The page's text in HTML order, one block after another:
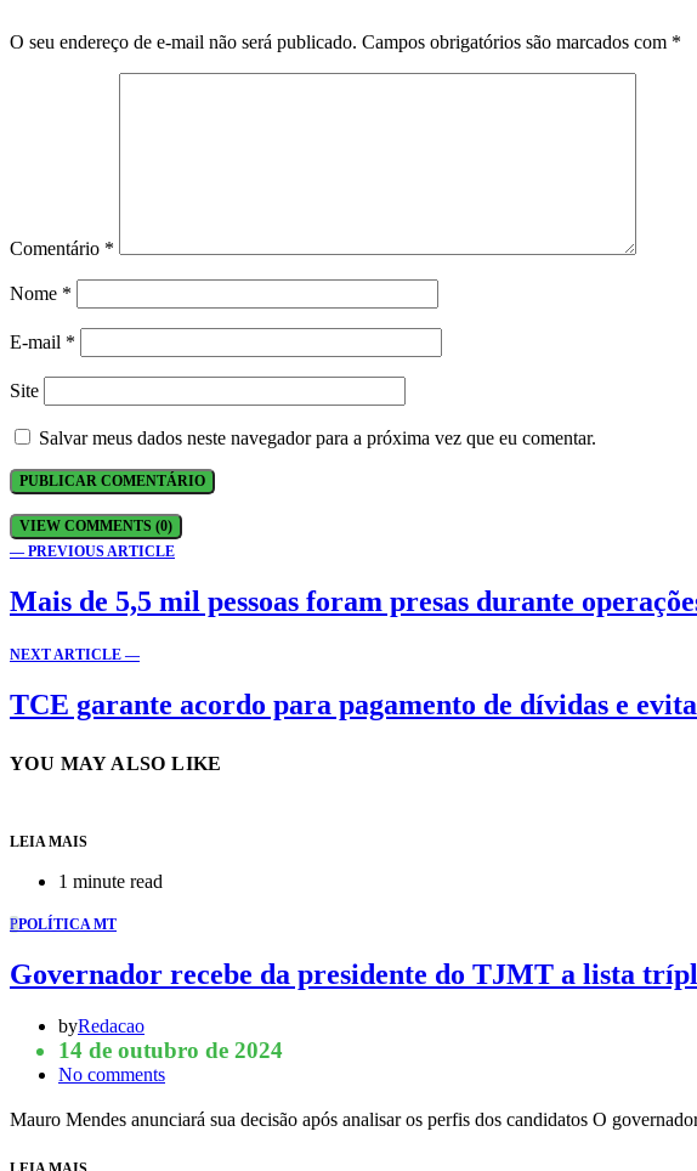
O seu endereço de e-mail não será publicado. Campos obrigatórios são marcados com *
Comentário *
Nome *
E-mail *
Site
Salvar meus dados neste navegador para a próxima vez que eu comentar.
VIEW COMMENTS (0)
— PREVIOUS ARTICLE
Mais de 5,5 mil pessoas foram presas durante
NEXT ARTICLE —
TCE garante acordo para pagamento de dívidas e
YOU MAY ALSO LIKE
LEIA MAIS
1 minute read
PPOLÍTICA MT
Governador recebe da presidente do TJMT a lista
byRedacao
14 de outubro de 2024
No comments
Mauro Mendes anunciará sua decisão após analisar os perfis dos candidatos O